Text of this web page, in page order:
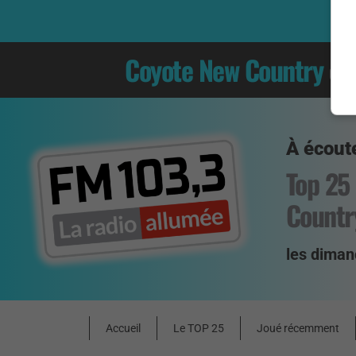
Coyote New Country
À
Top
les
Accueil Le TOP 25 Joué récemment